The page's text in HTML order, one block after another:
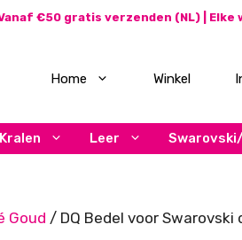
€50 gratis verzenden (NL) | Elke
Home Winkel
Kralen Leer
Goud / DQ Bedel voor Swarovski